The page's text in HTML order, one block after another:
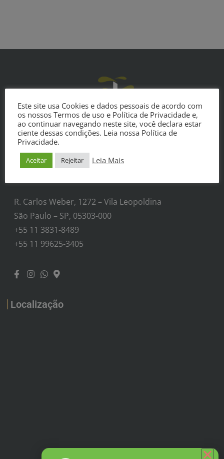
R. Carlos Weber, 1272 – Vila Leopoldina
São Paulo – SP, 05303-000
+55 11 3831-8489
+55 11 99625-3405
Localização
Este site usa Cookies e dados pessoais de acordo com
os nossos Termos de uso e Política de Privacidade e,
ao continuar navegando neste site, você declara estar
ciente dessas condições. Leia nossa Política de
Privacidade.
Aceitar Rejeitar Leia Mais